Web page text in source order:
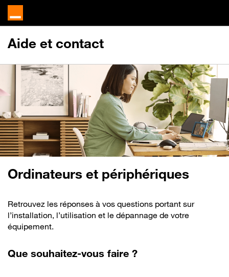
Aide et contact
Ordinateurs et périphériques
Retrouvez les réponses à vos questions portant sur
l’installation, l’utilisation et le dépannage de votre
équipement.
Que souhaitez-vous faire ?